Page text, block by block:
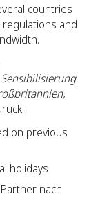
countries
and
on previous
holidays
nach